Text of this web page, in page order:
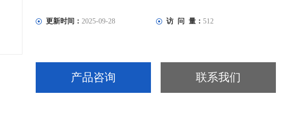
更新时间：2025-09-28 访 问 量： 512
产品咨询 联系我们